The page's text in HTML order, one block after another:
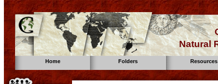
Natural
Home Folders Resources